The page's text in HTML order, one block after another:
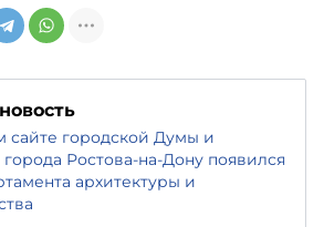
сайте городской Думы и
Ростова-на-Дону появился
архитектуры и